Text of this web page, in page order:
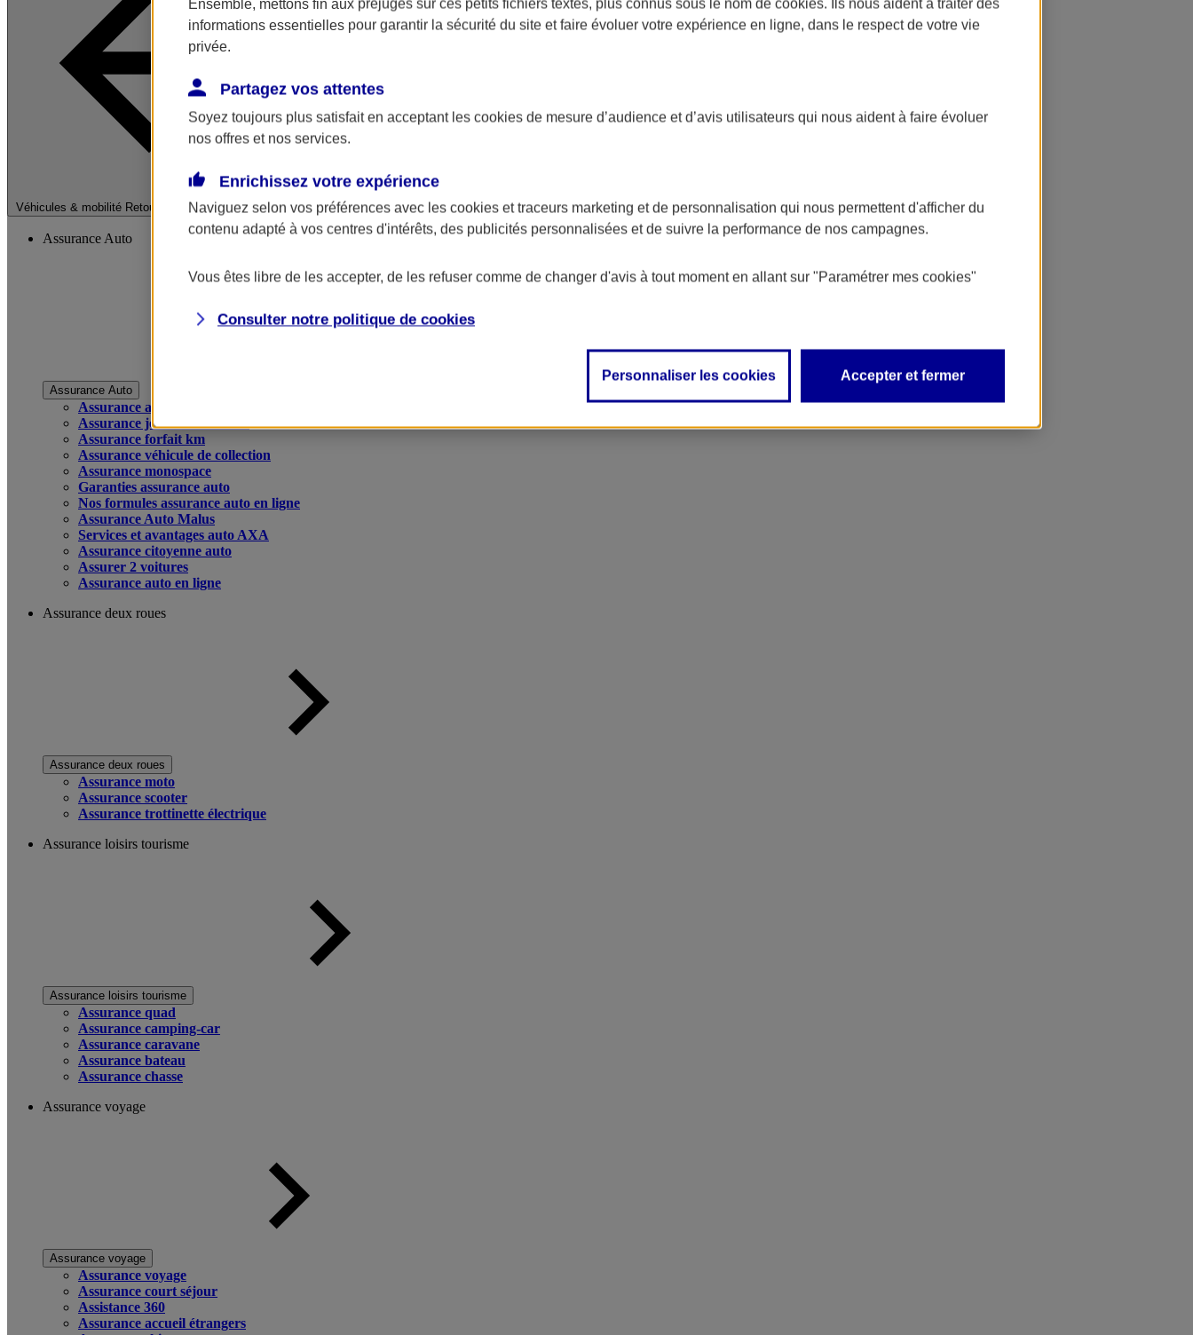
Véhicules & mobilité Retour à la section précédente
Fermer le menu principal
Assurance Auto
Assurance Auto
Assurance auto
Assurance jeune conducteur
Assurance forfait km
Assurance véhicule de collection
Assurance monospace
Garanties assurance auto
Nos formules assurance auto en ligne
Assurance Auto Malus
Services et avantages auto AXA
Assurance citoyenne auto
Assurer 2 voitures
Assurance auto en ligne
Assurance deux roues
Assurance deux roues
Assurance moto
Assurance scooter
Assurance trottinette électrique
Assurance loisirs tourisme
Assurance loisirs tourisme
Assurance quad
Assurance camping-car
Assurance caravane
Assurance bateau
Assurance chasse
Assurance voyage
Assurance voyage
Assurance voyage
Assurance court séjour
Assistance 360
Assurance accueil étrangers
Ensemble, mettons fin aux préjugés sur ces petits fichiers textes, plus connus sous le nom de cookies. Ils nous aident à traiter des
informations essentielles pour garantir la sécurité du site et faire évoluer votre expérience en ligne, dans le respect de votre vie
privée.
Partagez vos attentes
Soyez toujours plus satisfait en acceptant les cookies de mesure d’audience et d’avis utilisateurs qui nous aident à faire évoluer
nos offres et nos services.
Enrichissez votre expérience
Naviguez selon vos préférences avec les cookies et traceurs marketing et de personnalisation qui nous permettent d'afficher du
contenu adapté à vos centres d'intérêts, des publicités personnalisées et de suivre la performance de nos campagnes.
Vous êtes libre de les accepter, de les refuser comme de changer d'avis à tout moment en allant sur "Paramétrer mes cookies"
Consulter notre politique de cookies
Personnaliser les cookies Accepter et fermer